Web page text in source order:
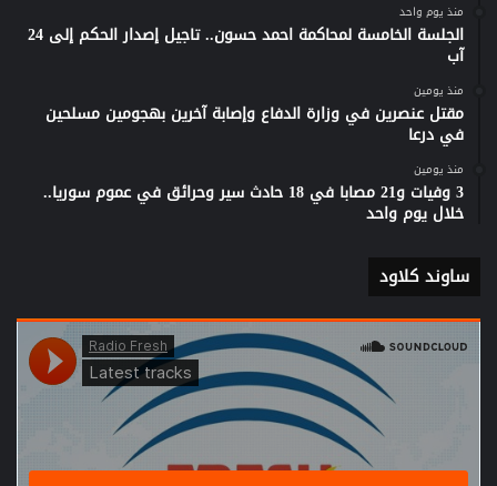
منذ يوم واحد
الجلسة الخامسة لمحاكمة احمد حسون.. تاجيل إصدار الحكم إلى 24
آب
منذ يومين
مقتل عنصرين في وزارة الدفاع وإصابة آخرين بهجومين مسلحين
في درعا
منذ يومين
3 وفيات و21 مصابا في 18 حادث سير وحرائق في عموم سوريا..
خلال يوم واحد
ساوند كلاود